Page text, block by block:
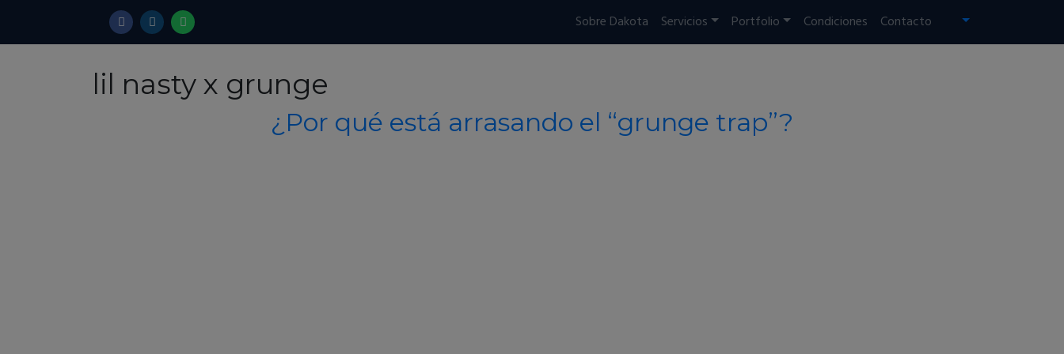
Sobre Dakota Servicios Portfolio Condiciones Contacto
lil nasty x grunge
¿Por qué está arrasando el “grunge trap”?